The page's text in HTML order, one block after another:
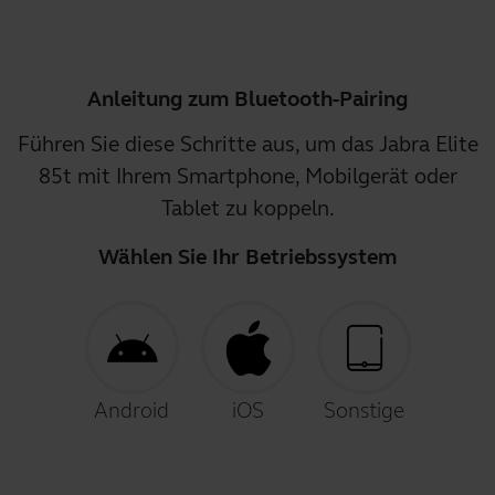
Anleitung zum Bluetooth-Pairing
Führen Sie diese Schritte aus, um das Jabra Elite
85t mit Ihrem Smartphone, Mobilgerät oder
Tablet zu koppeln.
Wählen Sie Ihr Betriebssystem
Android iOS Sonstige